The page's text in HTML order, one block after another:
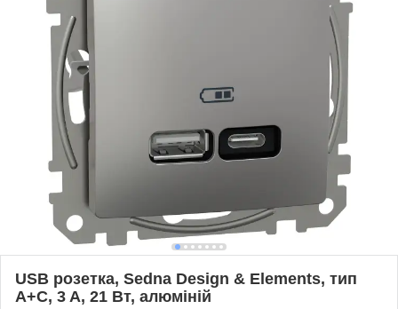
USB розетка, Sedna Design & Elements, тип
A+C, 3 A, 21 Вт, алюміній